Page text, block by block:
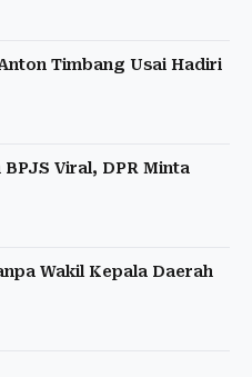
Timbang Usai Hadiri
Viral, DPR Minta
Wakil Kepala Daerah